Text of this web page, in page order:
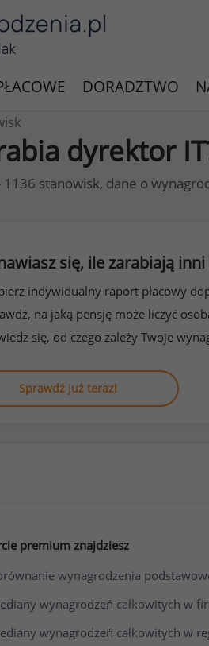
DORADZTWO
dyrektor
1136 stanowisk, dane o
się, ile zarabiają
indywidualny raport płacowy
na jaką pensję może liczyć
się, od czego zależy Twoje
Sprawdź już teraz!
premium znajdziesz
wynagrodzenia
wynagrodzeń całkowitych w
wynagrodzeń całkowitych w